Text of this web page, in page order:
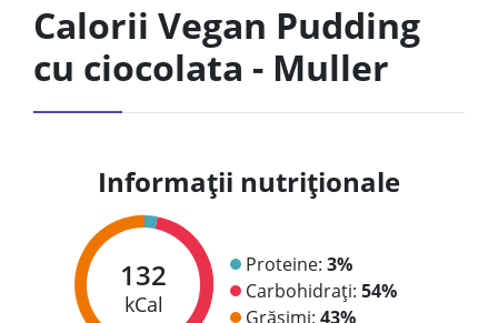
Calorii Vegan Pudding
cu ciocolata - Muller
Informații nutriționale
132
kCal
Proteine: 3%
Carbohidrați: 54%
Grăsimi: 43%